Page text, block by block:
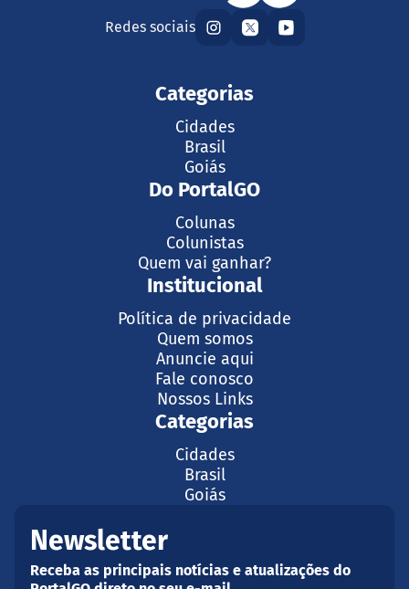
Redes sociais
Categorias
Cidades
Brasil
Goiás
Do PortalGO
Colunas
Colunistas
Quem vai ganhar?
Institucional
Política de privacidade
Quem somos
Anuncie aqui
Fale conosco
Nossos Links
Categorias
Cidades
Brasil
Goiás
Newsletter
Receba as principais notícias e atualizações do